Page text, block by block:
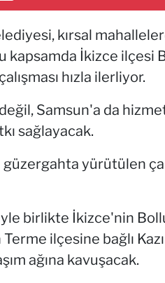
kırsal
kapsamda İkizce ilçesi
hızla ilerliyor.
Samsun'a da
sağlayacak.
yürütülen
birlikte İkizce'nin
ilçesine bağlı
ağına kavuşacak.